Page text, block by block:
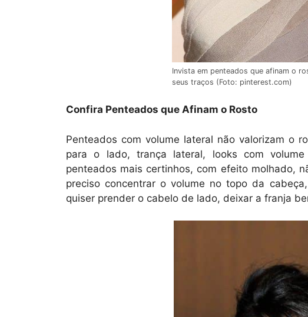
Invista em penteados que afinam o
seus traços (Foto: pinterest.com)
Confira Penteados que Afinam o Rosto
Penteados com volume lateral não valorizam o
para o lado, trança lateral, looks com
penteados mais certinhos, com efeito molhado,
preciso concentrar o volume no topo da
quiser prender o cabelo de lado, deixar a franja